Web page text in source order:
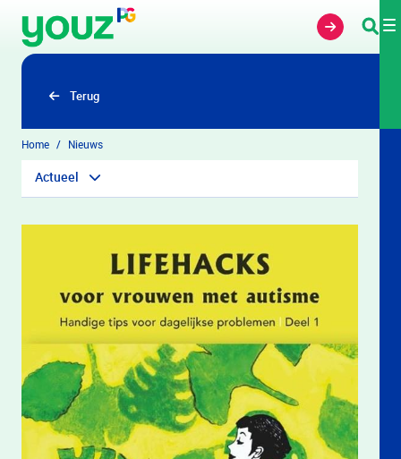
Overslaan en naar hoofdinhoud gaan
Terug
Home Nieuws
Actueel